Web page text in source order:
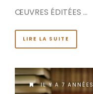
ŒUVRES ÉDITÉES …
LIRE LA SUITE
IL Y A 7 ANNÉES